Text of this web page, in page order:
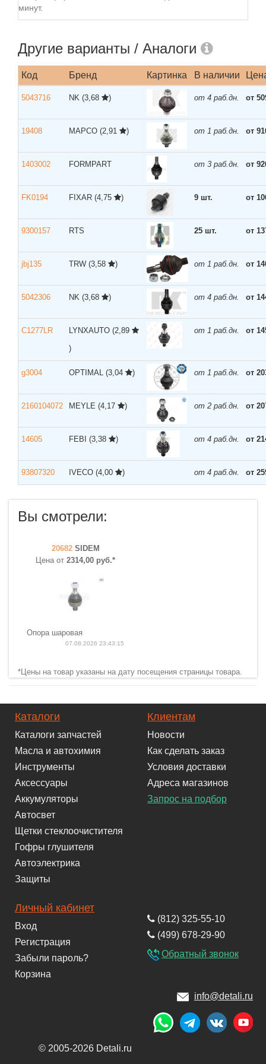
минут.
Другие варианты / Аналоги
Код Бренд Картинка В наличии
5043716 NK (3,68 ) от 4 раб.дн. от
19408 MAPCO (2,91 ) от 1 раб.дн. от
1403002 FORMPART от 3 раб.дн. от
FK0194 FIXAR (4,75 ) 9 шт. от
9300157 RTS 25 шт. от
jbj135 TRW (3,58 ) от 1 раб.дн. от
5042306 NK (3,68 ) от 4 раб.дн. от
C1277LR LYNXAUTO (2,89
)
от 1 раб.дн. от
g3004 OPTIMAL (3,04 ) от 1 раб.дн. от
2160104072 MEYLE (4,17 ) от 2 раб.дн. от
14605 FEBI (3,38 ) от 4 раб.дн. от
93807320 IVECO (4,00 ) от 4 раб.дн. от
Вы смотрели:
20682 SIDEM
Цена от 2314,00 руб.*
Опора шаровая
07.08.2026 23:43:15
*Цены на товар указаны на дату посещения страницы товара.
Каталоги
Каталоги запчастей
Масла и автохимия
Инструменты
Аксессуары
Аккумуляторы
Автосвет
Щетки стеклоочистителя
Гофры глушителя
Автоэлектрика
Защиты
Клиентам
Новости
Как сделать заказ
Условия доставки
Адреса магазинов
Запрос на подбор
Личный кабинет
Вход
Регистрация
Забыли пароль?
Корзина
(812) 325-55-10
(499) 678-29-90
Обратный звонок
info@detali.ru
© 2005-2026 Detali.ru